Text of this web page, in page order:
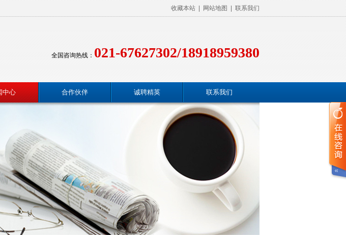
收藏本站| 网站地图 联系我们
全国咨询热线： 021-67627302/18918959380
中心 合作伙伴 诚聘精英 联系我们